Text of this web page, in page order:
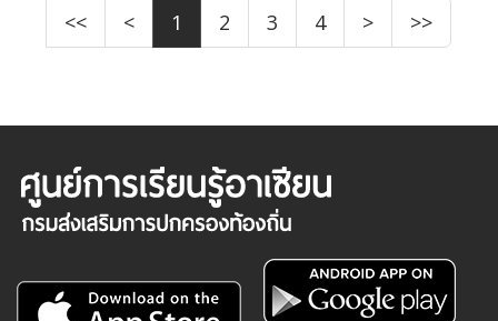
<< < 1 2 3 4 > >>